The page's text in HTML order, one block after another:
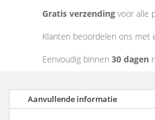
Gratis verzending voor alle
Klanten beoordelen ons met
Eenvoudig binnen 30 dagen
Aanvullende informatie